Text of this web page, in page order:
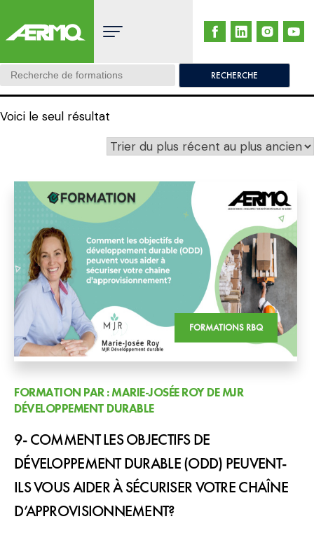
content
Search:
Voici le seul résultat
FORMATIONS RBQ
FORMATION PAR : MARIE-JOSÉE ROY DE MJR
DÉVELOPPEMENT DURABLE
9- COMMENT LES OBJECTIFS DE
DÉVELOPPEMENT DURABLE (ODD) PEUVENT-
ILS VOUS AIDER À SÉCURISER VOTRE CHAÎNE
D’APPROVISIONNEMENT?